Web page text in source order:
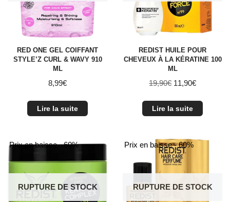
RED ONE GEL COIFFANT
STYLE’Z CURL & WAVY 910
ML
8,99€
Lire la suite
REDIST HUILE POUR
CHEVEUX À LA KÉRATINE 100
ML
19,90€ 11,90€
Lire la suite
Prix en baisse - 60%
RUPTURE DE STOCK
Prix en baisse - 60%
RUPTURE DE STOCK